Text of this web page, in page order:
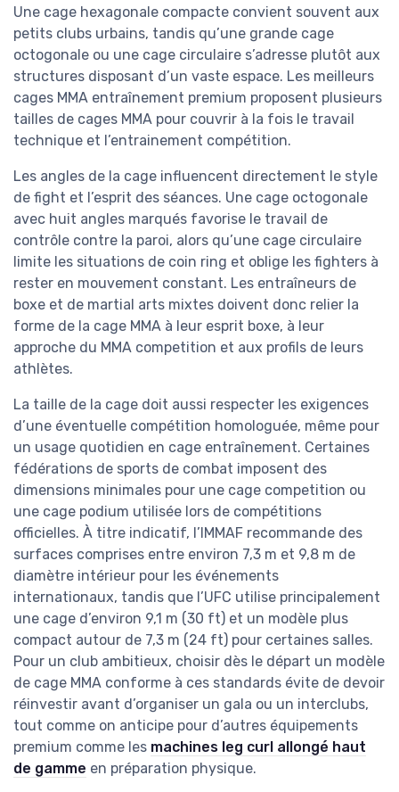
Une cage hexagonale compacte convient souvent aux
petits clubs urbains, tandis qu’une grande cage
octogonale ou une cage circulaire s’adresse plutôt aux
structures disposant d’un vaste espace. Les meilleurs
cages MMA entraînement premium proposent plusieurs
tailles de cages MMA pour couvrir à la fois le travail
technique et l’entrainement compétition.
Les angles de la cage influencent directement le style
de fight et l’esprit des séances. Une cage octogonale
avec huit angles marqués favorise le travail de
contrôle contre la paroi, alors qu’une cage circulaire
limite les situations de coin ring et oblige les fighters à
rester en mouvement constant. Les entraîneurs de
boxe et de martial arts mixtes doivent donc relier la
forme de la cage MMA à leur esprit boxe, à leur
approche du MMA competition et aux profils de leurs
athlètes.
La taille de la cage doit aussi respecter les exigences
d’une éventuelle compétition homologuée, même pour
un usage quotidien en cage entraînement. Certaines
fédérations de sports de combat imposent des
dimensions minimales pour une cage competition ou
une cage podium utilisée lors de compétitions
officielles. À titre indicatif, l’IMMAF recommande des
surfaces comprises entre environ 7,3 m et 9,8 m de
diamètre intérieur pour les événements
internationaux, tandis que l’UFC utilise principalement
une cage d’environ 9,1 m (30 ft) et un modèle plus
compact autour de 7,3 m (24 ft) pour certaines salles.
Pour un club ambitieux, choisir dès le départ un modèle
de cage MMA conforme à ces standards évite de devoir
réinvestir avant d’organiser un gala ou un interclubs,
tout comme on anticipe pour d’autres équipements
premium comme les machines leg curl allongé haut
de gamme en préparation physique.